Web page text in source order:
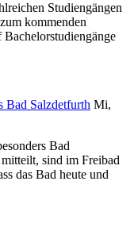
Studiengängen
kommenden
Bad Salzdetfurth Mi,
Bad
sind im Freibad
das Bad heute und